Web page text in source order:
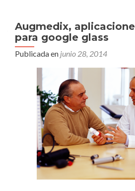
Augmedix,
para google glass
Publicada en junio 28, 2014